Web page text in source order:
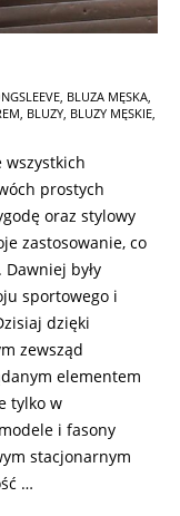
BLUZA MĘSKA
BLUZY BLUZY MĘSKIE
wszystkich
prostych
oraz stylowy
zastosowanie, co
były
sportowego i
dzięki
zewsząd
elementem
tylko w
i fasony
stacjonarnym
…